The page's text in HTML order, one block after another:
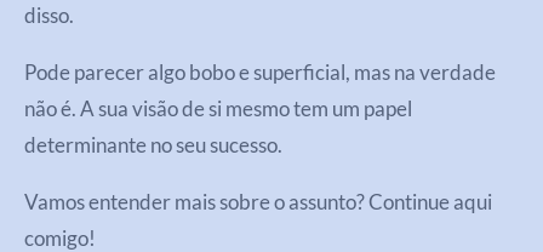
disso.
Pode parecer algo bobo e superficial, mas na verdade
não é. A sua visão de si mesmo tem um papel
determinante no seu sucesso.
Vamos entender mais sobre o assunto? Continue aqui
comigo!